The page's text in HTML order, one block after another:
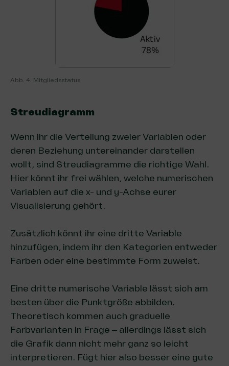
Abb. 4: Mitgliedsstatus
Streudiagramm
Wenn ihr die Verteilung zweier Variablen oder
deren Beziehung untereinander darstellen
wollt, sind Streudiagramme die richtige Wahl.
Hier könnt ihr frei wählen, welche numerischen
Variablen auf die x- und y-Achse eurer
Visualisierung gehört.
Zusätzlich könnt ihr eine dritte Variable
hinzufügen, indem ihr den Kategorien entweder
Farben oder eine bestimmte Form zuweist.
Eine dritte numerische Variable lässt sich am
besten über die Punktgröße abbilden.
Theoretisch kommen auch graduelle
Farbvarianten in Frage – allerdings lässt sich
die Grafik dann nicht mehr ganz so leicht
interpretieren. Fügt hier also besser eine gute